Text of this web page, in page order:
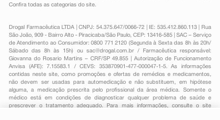
Confira todas as categorias do site.
Drogal Farmacêutica LTDA | CNPJ: 54.375.647/0066-72 | IE: 535.412.860.113 | Rua
São João, 909 - Bairro Alto - Piracicaba/São Paulo, CEP: 13416-585 | SAC – Serviço
de Atendimento ao Consumidor: 0800 771 2120 (Segunda à Sexta das 8h às 20h/
Sábado das 8h às 15h) ou sac@drogal.com.br/ Farmacêutica responsável:
Giovanna do Rosario Martins – CRF/SP 49.855 | Autorização de Funcionamento
Anvisa (AFE): 7.15583.1 / CEVS: 353870901-477-000047-1-5. As informações
contidas neste site, como promoções e ofertas de remédios e medicamentos,
não devem ser usadas para automedicação e não substituem, em hipótese
alguma, a medicação prescrita pelo profissional da área médica. Somente o
médico está em condições de diagnosticar qualquer problema de saúde e
prescrever o tratamento adequado. Para mais informações, consulte o site